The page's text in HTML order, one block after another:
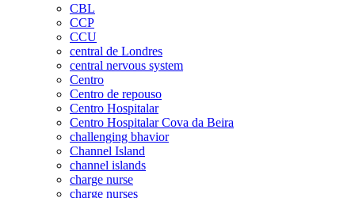
CBL
CCP
CCU
central de Londres
central nervous system
Centro
Centro de repouso
Centro Hospitalar
Centro Hospitalar Cova da Beira
challenging bhavior
Channel Island
channel islands
charge nurse
charge nurses